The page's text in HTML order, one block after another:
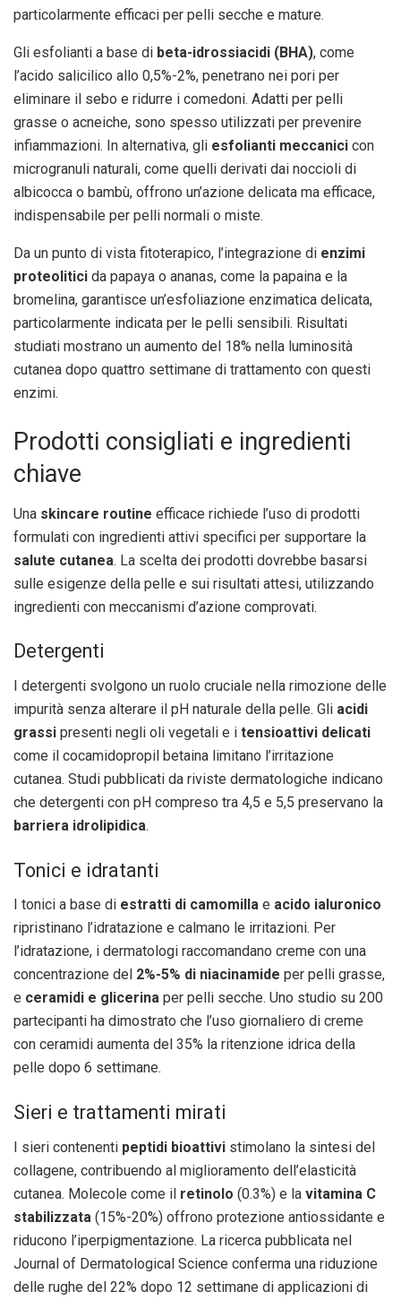
particolarmente efficaci per pelli secche e mature.
Gli esfolianti a base di beta-idrossiacidi (BHA), come
l’acido salicilico allo 0,5%-2%, penetrano nei pori per
eliminare il sebo e ridurre i comedoni. Adatti per pelli
grasse o acneiche, sono spesso utilizzati per prevenire
infiammazioni. In alternativa, gli esfolianti meccanici con
microgranuli naturali, come quelli derivati dai noccioli di
albicocca o bambù, offrono un’azione delicata ma efficace,
indispensabile per pelli normali o miste.
Da un punto di vista fitoterapico, l’integrazione di enzimi
proteolitici da papaya o ananas, come la papaina e la
bromelina, garantisce un’esfoliazione enzimatica delicata,
particolarmente indicata per le pelli sensibili. Risultati
studiati mostrano un aumento del 18% nella luminosità
cutanea dopo quattro settimane di trattamento con questi
enzimi.
Prodotti consigliati e ingredienti
chiave
Una skincare routine efficace richiede l’uso di prodotti
formulati con ingredienti attivi specifici per supportare la
salute cutanea. La scelta dei prodotti dovrebbe basarsi
sulle esigenze della pelle e sui risultati attesi, utilizzando
ingredienti con meccanismi d’azione comprovati.
Detergenti
I detergenti svolgono un ruolo cruciale nella rimozione delle
impurità senza alterare il pH naturale della pelle. Gli acidi
grassi presenti negli oli vegetali e i tensioattivi delicati
come il cocamidopropil betaina limitano l’irritazione
cutanea. Studi pubblicati da riviste dermatologiche indicano
che detergenti con pH compreso tra 4,5 e 5,5 preservano la
barriera idrolipidica.
Tonici e idratanti
I tonici a base di estratti di camomilla e acido ialuronico
ripristinano l’idratazione e calmano le irritazioni. Per
l’idratazione, i dermatologi raccomandano creme con una
concentrazione del 2%-5% di niacinamide per pelli grasse,
e ceramidi e glicerina per pelli secche. Uno studio su 200
partecipanti ha dimostrato che l’uso giornaliero di creme
con ceramidi aumenta del 35% la ritenzione idrica della
pelle dopo 6 settimane.
Sieri e trattamenti mirati
I sieri contenenti peptidi bioattivi stimolano la sintesi del
collagene, contribuendo al miglioramento dell’elasticità
cutanea. Molecole come il retinolo (0.3%) e la vitamina C
stabilizzata (15%-20%) offrono protezione antiossidante e
riducono l’iperpigmentazione. La ricerca pubblicata nel
Journal of Dermatological Science conferma una riduzione
delle rughe del 22% dopo 12 settimane di applicazioni di